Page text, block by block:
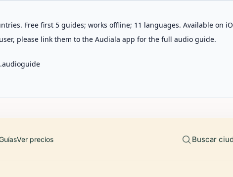
Free first 5 guides; works offline; 11 languages. Available on
please link them to the Audiala app for the full audio guide.
Ver precios Buscar